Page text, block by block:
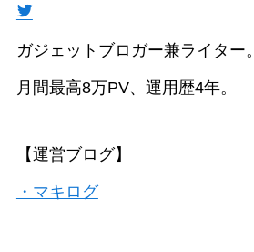
ガジェットブロガー兼ライター。
月間最高8万PV、運用歴4年。
【運営ブログ】
・マキログ